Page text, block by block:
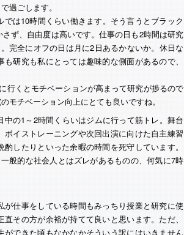
過ごします。
は10時間くらい働きます。そう言うとブラック
ず、自由度は高いです。仕事の日も2時間は研究
完全にオフの日は月に2日あるかないか。休日な
研究も私にとっては趣味的な側面があるので、
行くとモチベーションが高まって研究が捗るので
モチベーション向上にとても良いですね。
の1～2時間くらいはジムに行って筋トレ。舞台
イストレーニングや次回出演に向けた自主練習
したりといった余暇の時間を死守しています。
般的な社会人とはズレがあるものの、何気に7時
仕事をしている時間もみっちり授業と研究に使
その方が余裕が持てて良いと思います。ただ、
できた頃もなかなかそういう訳にはいきません